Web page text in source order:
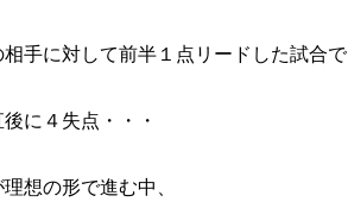
手に対して前半１点リードした試合で
に４失点・・・
想の形で進む中、